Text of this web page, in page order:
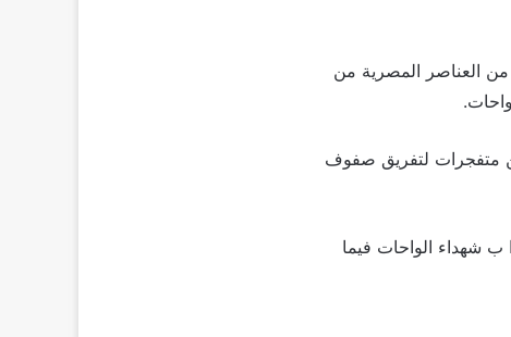
العناصر المصرية من
متفجرات لتفريق صفوف
ب شهداء الواحات فيما